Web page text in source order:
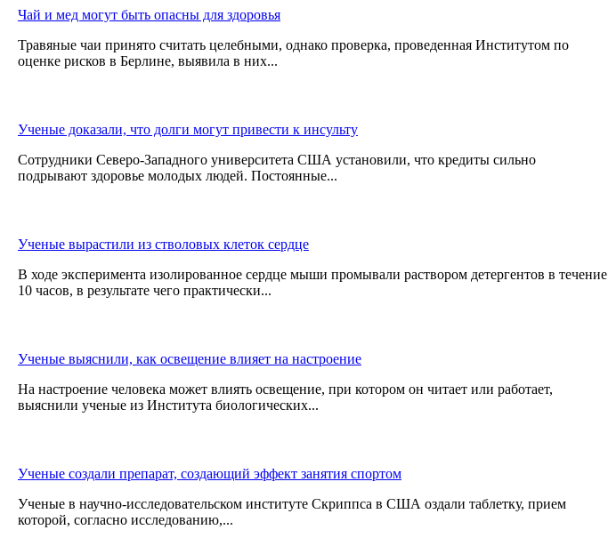
Чай и мед могут быть опасны для здоровья
Травяные чаи принято считать целебными, однако проверка, проведенная Институтом по
оценке рисков в Берлине, выявила в них...
Ученые доказали, что долги могут привести к инсульту
Сотрудники Северо-Западного университета США установили, что кредиты сильно
подрывают здоровье молодых людей. Постоянные...
Ученые вырастили из стволовых клеток сердце
В ходе эксперимента изолированное сердце мыши промывали раствором детергентов в течение
10 часов, в результате чего практически...
Ученые выяснили, как освещение влияет на настроение
На настроение человека может влиять освещение, при котором он читает или работает,
выяснили ученые из Института биологических...
Ученые создали препарат, создающий эффект занятия спортом
Ученые в научно-исследовательском институте Скриппса в США оздали таблетку, прием
которой, согласно исследованию,...